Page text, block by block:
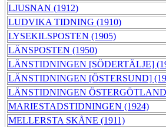
LJUSNAN (1912)
LUDVIKA TIDNING (1910)
LYSEKILSPOSTEN (1905)
LÄNSPOSTEN (1950)
LÄNSTIDNINGEN [SÖDERTÄLJE]
LÄNSTIDNINGEN [ÖSTERSUND]
LÄNSTIDNINGEN
MARIESTADSTIDNINGEN (1924)
MELLERSTA SKÅNE (1911)